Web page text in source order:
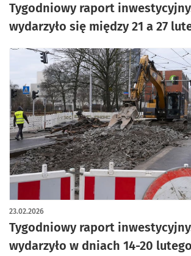
Tygodniowy raport
wydarzyło się między 21 a 27
Tygodniowy raport
wydarzyło w dniach 14-20
23.02.2026